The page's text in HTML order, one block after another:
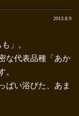
2013.8.9
」。
な代表品種「あか
。
ぱい浴びた、あま